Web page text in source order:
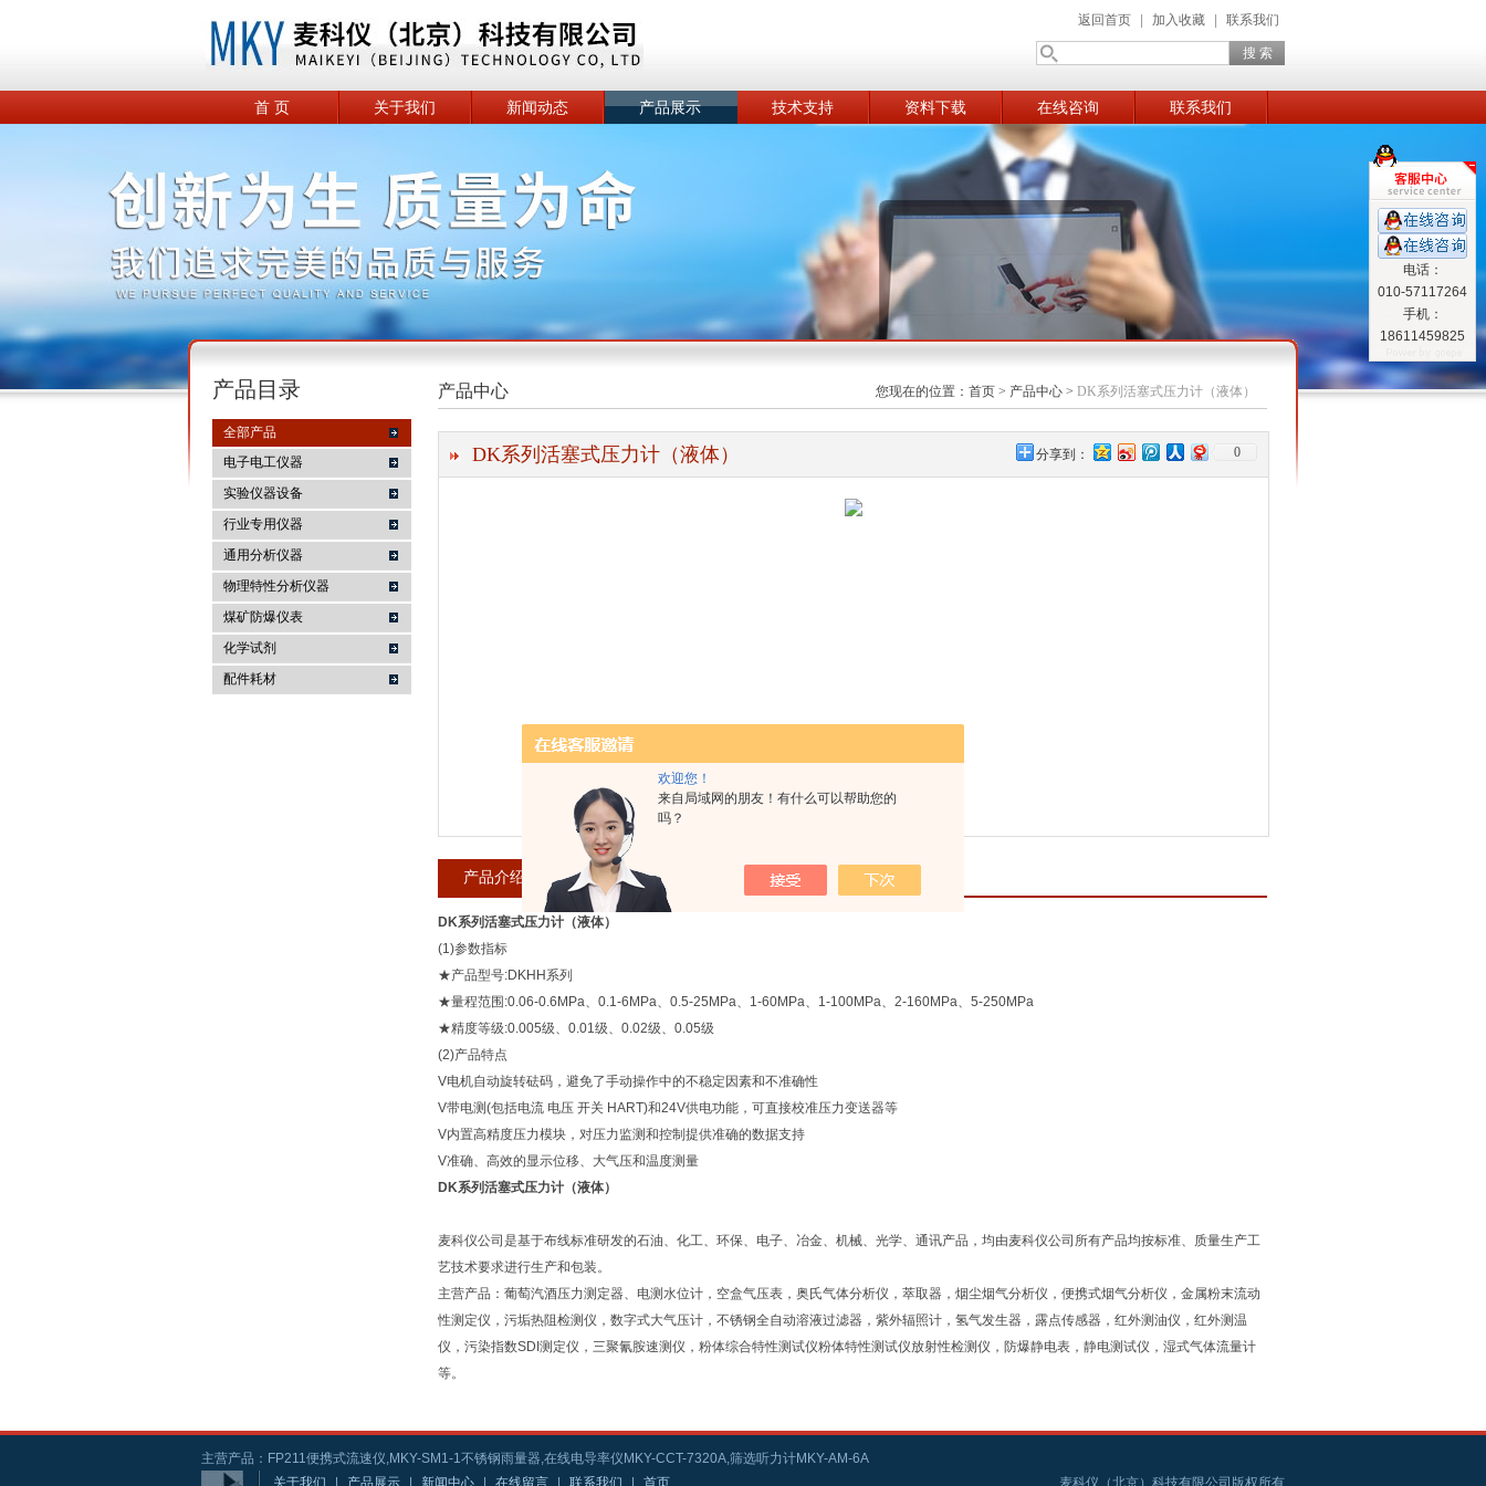
欢迎您！
来自局域网的朋友！有什么可以帮助您的
吗？
麦科仪（北京）科技有限公司
返回首页 加入收藏 联系我们
首 页 关于我们 新闻动态 产品展示 技术支持 资料下载 在线咨询 联系我们
产品目录
全部产品
电子电工仪器
实验仪器设备
行业专用仪器
通用分析仪器
物理特性分析仪器
煤矿防爆仪表
化学试剂
配件耗材
产品中心 您现在的位置： 首页 > 产品中心 > DK系列活塞式压力计（液体）
DK系列活塞式压力计（液体） 分享到： 0
产品介绍 在线留言
DK系列活塞式压力计（液体）
(1)参数指标
★产品型号:DKHH系列
★量程范围:0.06-0.6MPa、0.1-6MPa、0.5-25MPa、1-60MPa、1-100MPa、2-160MPa、5-250MPa
★精度等级:0.005级、0.01级、0.02级、0.05级
(2)产品特点
V电机自动旋转砝码，避免了手动操作中的不稳定因素和不准确性
V带电测(包括电流 电压 开关 HART)和24V供电功能，可直接校准压力变送器等
V内置高精度压力模块，对压力监测和控制提供准确的数据支持
V准确、高效的显示位移、大气压和温度测量
DK系列活塞式压力计（液体）
麦科仪公司是基于布线标准研发的石油、化工、环保、电子、冶金、机械、光学、通讯产品，均由麦科仪公司所有产品均按标准、质量生产工
艺技术要求进行生产和包装。
主营产品：葡萄汽酒压力测定器、电测水位计，空盒气压表，奥氏气体分析仪，萃取器，烟尘烟气分析仪，便携式烟气分析仪，金属粉末流动
性测定仪，污垢热阻检测仪，数字式大气压计，不锈钢全自动溶液过滤器，紫外辐照计，氢气发生器，露点传感器，红外测油仪，红外测温
仪，污染指数SDI测定仪，三聚氰胺速测仪，粉体综合特性测试仪粉体特性测试仪放射性检测仪，防爆静电表，静电测试仪，湿式气体流量计
等。
主营产品：FP211便携式流速仪,MKY-SM1-1不锈钢雨量器,在线电导率仪MKY-CCT-7320A,筛选听力计MKY-AM-6A
关于我们
产品展示 新闻中心 在线留言 联系我们 首页 麦科仪（北京）科技有限公司版权所有
电话：
010-57117264
手机：
18611459825